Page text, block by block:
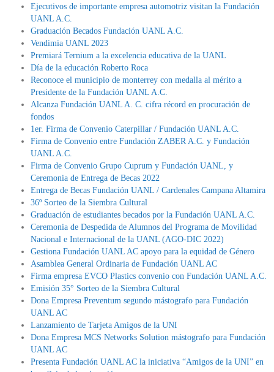
Ejecutivos de importante empresa automotriz visitan la Fundación
UANL A.C.
Graduación Becados Fundación UANL A.C.
Vendimia UANL 2023
Premiará Ternium a la excelencia educativa de la UANL
Día de la educación Roberto Roca
Reconoce el municipio de monterrey con medalla al mérito a
Presidente de la Fundación UANL A.C.
Alcanza Fundación UANL A. C. cifra récord en procuración de
fondos
1er. Firma de Convenio Caterpillar / Fundación UANL A.C.
Firma de Convenio entre Fundación ZABER A.C. y Fundación
UANL A.C.
Firma de Convenio Grupo Cuprum y Fundación UANL, y
Ceremonia de Entrega de Becas 2022
Entrega de Becas Fundación UANL / Cardenales Campana Altamira
36º Sorteo de la Siembra Cultural
Graduación de estudiantes becados por la Fundación UANL A.C.
Ceremonia de Despedida de Alumnos del Programa de Movilidad
Nacional e Internacional de la UANL (AGO-DIC 2022)
Gestiona Fundación UANL AC apoyo para la equidad de Género
Asamblea General Ordinaria de Fundación UANL AC
Firma empresa EVCO Plastics convenio con Fundación UANL A.C.
Emisión 35° Sorteo de la Siembra Cultural
Dona Empresa Preventum segundo mástografo para Fundación
UANL AC
Lanzamiento de Tarjeta Amigos de la UNI
Dona Empresa MCS Networks Solution mástografo para Fundación
UANL AC
Presenta Fundación UANL AC la iniciativa “Amigos de la UNI” en